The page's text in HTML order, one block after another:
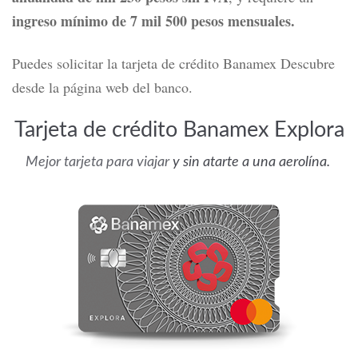
ingreso mínimo de 7 mil 500 pesos mensuales.
Puedes solicitar la tarjeta de crédito Banamex Descubre
desde la página web del banco.
Tarjeta de crédito Banamex Explora
Mejor tarjeta para viajary sin atarte a una aerolína.